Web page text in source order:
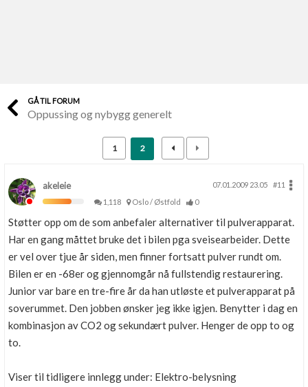
Finn håndverkere
Skaff dokumentasjon som mangler
Kundeservice
Få svar på det du lurer på
Kom i gang med Boligmappa
Se din bolig? Klikk her
Boligmappa+
GÅ TIL FORUM
Oppussing og nybygg generelt
1 2
akeleie 07.01.2009 23.05
#11
1,118
Oslo / Østfold 0
Støtter opp om de som anbefaler alternativer til pulverapparat.
Har en gang måttet bruke det i bilen pga sveisearbeider. Dette
er vel over tjue år siden, men finner fortsatt pulver rundt om.
Bilen er en -68er og gjennomgår nå fullstendig restaurering.
Junior var bare en tre-fire år da han utløste et pulverapparat på
soverummet. Den jobben ønsker jeg ikke igjen. Benytter i dag en
kombinasjon av CO2 og sekundært pulver. Henger de opp to og
to.
Viser til tidligere innlegg under: Elektro-belysning